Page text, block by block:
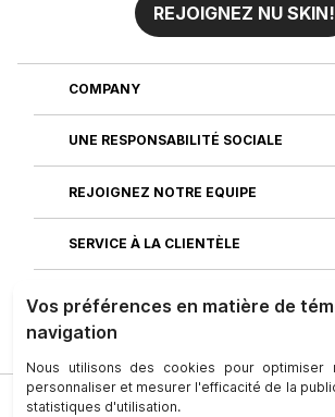
REJOIGNEZ NU SKIN!
COMPANY
UNE RESPONSABILITÉ SOCIALE
REJOIGNEZ NOTRE EQUIPE
SERVICE À LA CLIENTÈLE
Société | Juridique